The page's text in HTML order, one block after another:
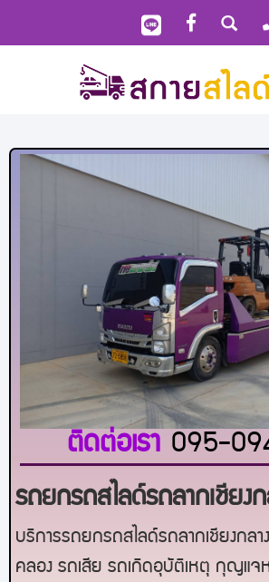
ติดต่อเรา 095-
รถยกรถสไลด์รถลากเชียงก
บริการรถยกรถสไลด์รถลากเชียงกลาง
คลอง รถเสีย รถเกิดอุบัติเหตุ กุญแจ